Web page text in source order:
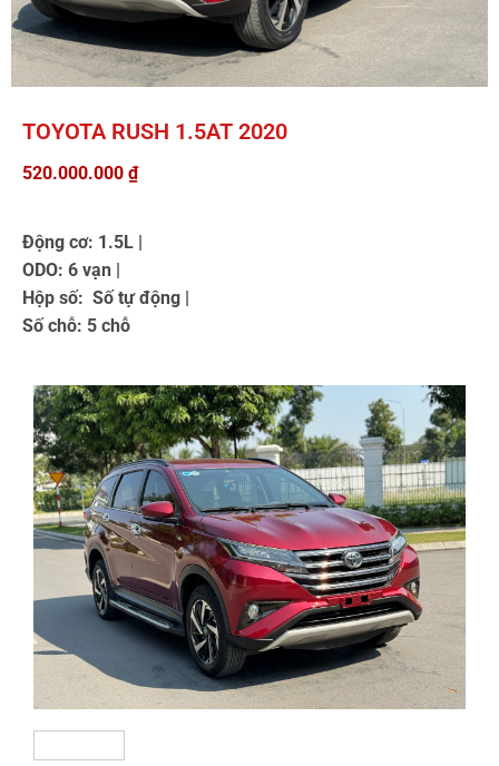
TOYOTA RUSH 1.5AT 2020
520.000.000 ₫
Động cơ: 1.5L |
ODO: 6 vạn |
Hộp số: Số tự động |
Số chỗ: 5 chỗ